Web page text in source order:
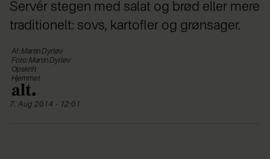
Servér stegen med salat og brød eller mere
traditionelt: sovs, kartofler og grønsager.
Af: Martin Dyrløv
Foto: Martin Dyrløv
Opskrift
Hjemmet
7. Aug 2014 - 12:01